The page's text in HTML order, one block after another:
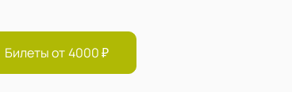
Билеты от 4000₽